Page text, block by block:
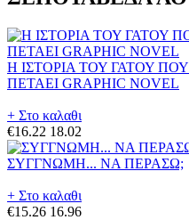
Η ΙΣΤΟΡΙΑ ΤΟΥ ΓΑΤΟΥ
ΠΕΤΑΕΙ GRAPHIC NOVEL
+ Στο καλαθι
€16.22 18.02
ΣΥΓΓΝΩΜΗ... ΝΑ ΠΕΡΑΣΩ;
+ Στο καλαθι
€15.26 16.96